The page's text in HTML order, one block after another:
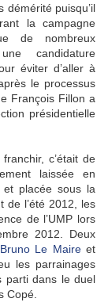
démérité puisqu’il
la campagne
de nombreux
candidature
éviter d’aller à
le processus
François Fillon a
présidentielle
c’était de
laissée en
et placée sous la
de l’été 2012, les
de l’UMP lors
2012. Deux
Bruno Le Maireet
les parrainages
parti dans le duel
Copé.